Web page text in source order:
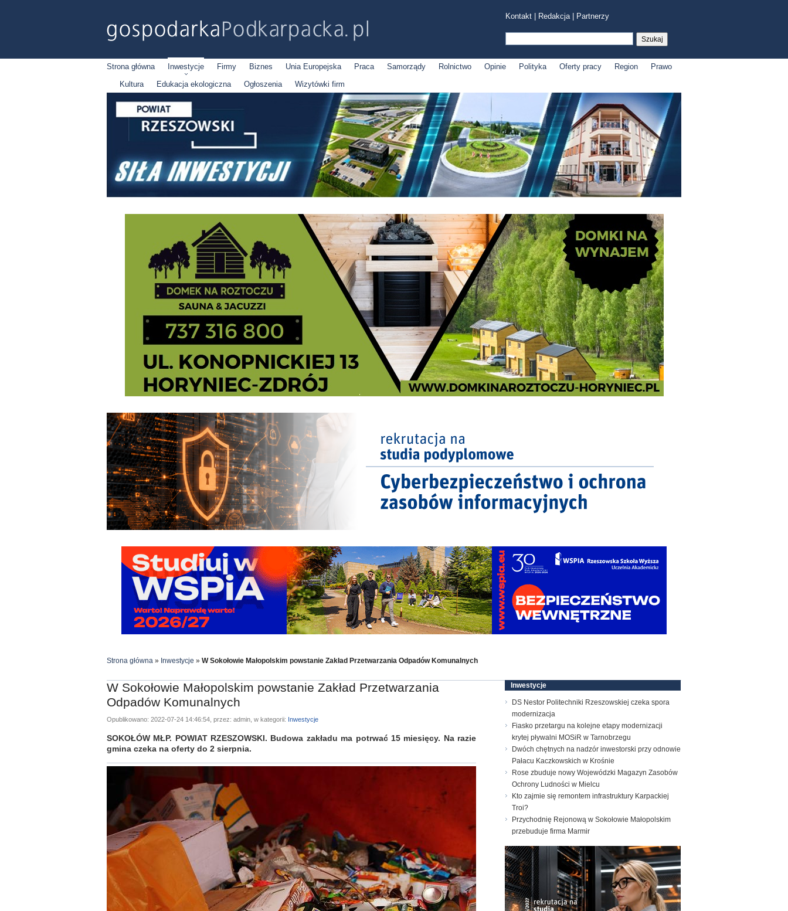
Kontakt Redakcja| Partnerzy
Strona główna Inwestycje Firmy Biznes Unia Europejska Praca Samorządy Rolnictwo Opinie Polityka Oferty pracy Region
Prawo
Kultura
Edukacja ekologiczna Ogłoszenia Wizytówki firm
Strona główna » Inwestycje » W Sokołowie Małopolskim powstanie Zakład Przetwarzania Odpadów Komunalnych
W Sokołowie Małopolskim powstanie Zakład Przetwarzania
Odpadów Komunalnych
Opublikowano: 2022-07-24 14:46:54, przez: admin, w kategorii: Inwestycje
SOKOŁÓW MŁP. POWIAT RZESZOWSKI. Budowa zakładu ma potrwać 15 miesięcy. Na razie
gmina czeka na oferty do 2 sierpnia.
Inwestycje
DS Nestor Politechniki Rzeszowskiej czeka spora
modernizacja
Fiasko przetargu na kolejne etapy modernizacji
krytej pływalni MOSiR w Tarnobrzegu
Dwóch chętnych na nadzór inwestorski przy odnowie
Pałacu Kaczkowskich w Krośnie
Rose zbuduje nowy Wojewódzki Magazyn Zasobów
Ochrony Ludności w Mielcu
Kto zajmie się remontem infrastruktury Karpackiej
Troi?
Przychodnię Rejonową w Sokołowie Małopolskim
przebuduje firma Marmir